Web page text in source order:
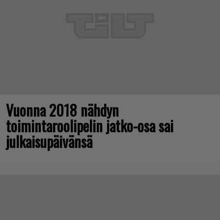
Vuonna 2018 nähdyn
toimintaroolipelin jatko-osa sai
julkaisupäivänsä